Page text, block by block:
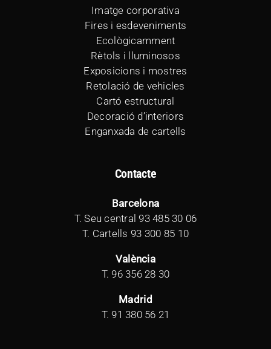
Imatge corporativa
Fires i esdeveniments
Ecològicamment
Rètols i lluminosos
Exposicions i mostres
Retolació de vehicles
Cartó estructural
Decoració d’interiors
Enganxada de cartells
Contacte
Barcelona
T. Seu central 93 485 30 06
T. Cartells 93 300 85 10
València
T. 96 356 28 30
Madrid
T. 91 380 56 21